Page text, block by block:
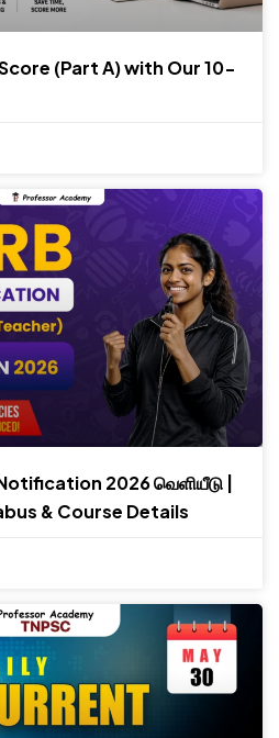
(Part A) with Our 10-
2026 வெளியீடு |
& Course Details